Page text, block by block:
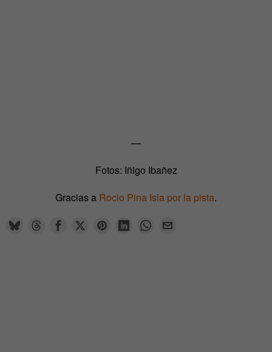
—
Fotos: Iñigo Ibañez
Gracias a Rocio Pina Isla por la pista.